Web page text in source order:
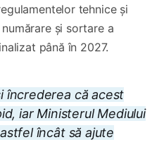
tehnice și
și sortare a
până în 2027.
încrederea că acest
iar Ministerul Mediului
încât să ajute